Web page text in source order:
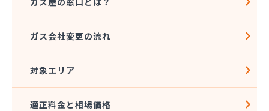
栄燃料合資会社
奥田米穀店
加藤燃料店
加藤豊昭
河村燃料店
ガス会社変更の流れ
対象エリア
適正料金と相場価格